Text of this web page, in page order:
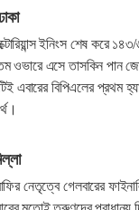
ইনিংস শেষ করে
ওভারে এসে তাসকিন পান
বিপিএলের প্রথম
নেতৃত্বে গেলবারের